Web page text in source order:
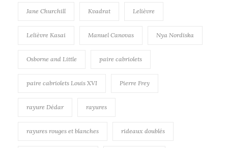
Jane Churchill Kvadrat Lelièvre
Lelièvre Kasai Manuel Canovas Nya Nordiska
Osborne and Little paire cabriolets
paire cabriolets Louis XVI Pierre Frey
rayure Dédar rayures
rayures rouges et blanches rideaux doublés